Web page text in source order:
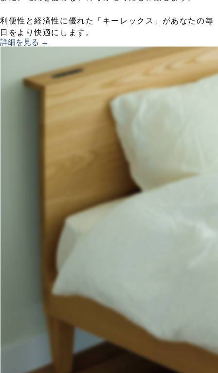
利便性と経済性に優れた「キーレックス」があなたの毎
日をより快適にします。
詳細を見る →